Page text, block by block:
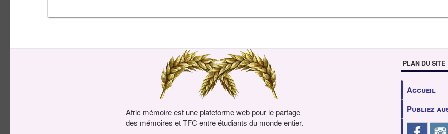
Afric mémoire est une plateforme web pour le partage
des mémoires et TFC entre étudiants du monde entier.
PLAN DU SITE
Accueil
Publiez